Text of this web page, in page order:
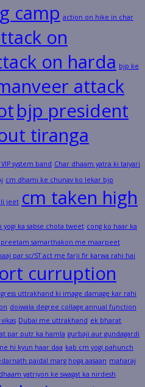
camp action on hike in char
on
on harda bjp ke
attack
bjp president
tiranga
system band Char dhaam yatra ki taiyari
cm dhami ke chunav ko lekar bjp
jeet cm taken high
yogi ka sabse chota tweet cong ko haar ka
samarthakon me maarpeet
par sc/ST act me farji fir karwa rahi hai
curruption
uttrakhand ki image damage kar rahi
doiwala degree collage annual function
Dubai me uttrakhand ek bharat
par putr ka hamla gurbaji aur gundagardi
hi kyun haar daa kab cm yogi pahunch
paidal marg hoga aasaan maharaj
yatriyon ke swagat ka nirdesh